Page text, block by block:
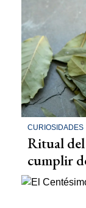
CURIOSIDADES
Ritual
cumplir